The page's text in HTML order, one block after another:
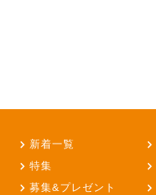
新着一覧
特集
募集&プレゼント